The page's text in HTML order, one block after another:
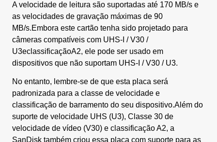
A velocidade de leitura são suportadas até 170 MB/s e
as velocidades de gravação máximas de 90
MB/s.Embora este cartão tenha sido projetado para
câmeras compatíveis com UHS-I / V30 /
U3eclassificaçãoA2, ele pode ser usado em
dispositivos que não suportam UHS-I / V30 / U3.
No entanto, lembre-se de que esta placa será
padronizada para a classe de velocidade e
classificação de barramento do seu dispositivo.Além do
suporte de velocidade UHS (U3), Classe 30 de
velocidade de vídeo (V30) e classificação A2, a
SanDisk também criou essa placa com suporte para as